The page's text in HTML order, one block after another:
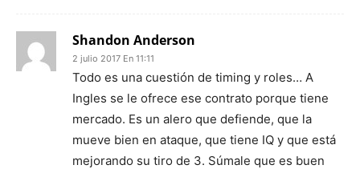
Shandon Anderson
2 julio 2017 En 11:11
Todo es una cuestión de timing y roles… A
Ingles se le ofrece ese contrato porque tiene
mercado. Es un alero que defiende, que la
mueve bien en ataque, que tiene IQ y que está
mejorando su tiro de 3. Súmale que es buen